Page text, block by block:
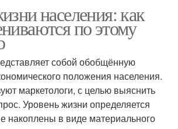
населения: как
по этому
собой обобщённую
положения населения.
маркетологи, с целью выяснить
Уровень жизни определяется
накоплены в виде материального